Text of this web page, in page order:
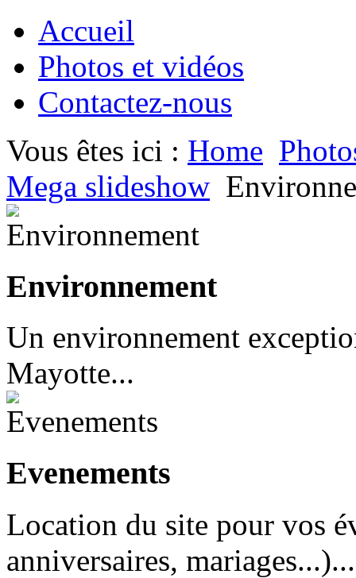
Accueil
Photos et vidéos
Contactez-nous
Vous êtes ici : Home
Mega slideshow
Environnement
Un environnement
Mayotte...
Evenements
Location du site pour vos
anniversaires, mariages...)...